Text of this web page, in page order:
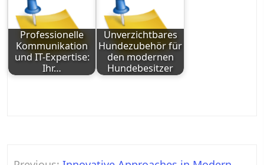
Professionelle
Kommunikation
und IT-Expertise:
Ihr…
Unverzichtbares
Hundezubehör für
den modernen
Hundebesitzer
Post